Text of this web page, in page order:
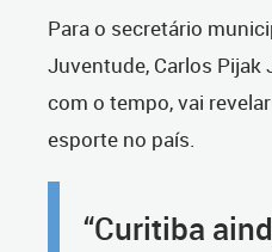
Para o secretário
Juventude, Carlos Pijak
com o tempo, vai
esporte no país.
“Curitiba